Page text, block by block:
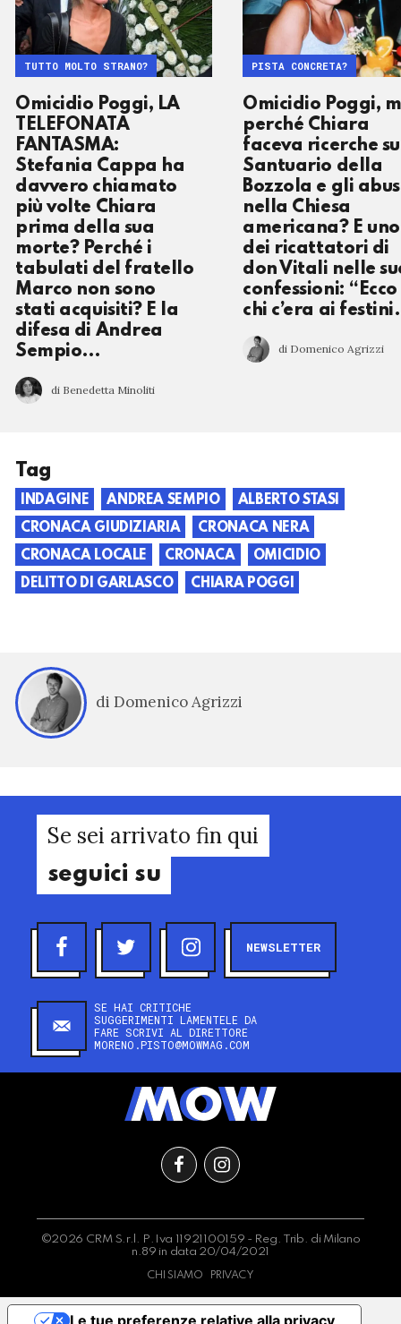
Omicidio Poggi, LA
TELEFONATA
FANTASMA:
Stefania Cappa ha
davvero chiamato
più volte Chiara
prima della sua
morte? Perché i
tabulati del fratello
Marco non sono
stati acquisiti? E la
difesa di Andrea
Sempio…
di Benedetta Minoliti
TUTTO MOLTO STRANO?
Omicidio Poggi,
perché Chiara
faceva ricerche
Santuario della
Bozzola e gli
nella Chiesa
americana? E uno
dei ricattatori di
don Vitali nelle
confessioni: “Ecco
chi c’era ai
di Domenico Agrizzi
PISTA CONCRETA?
Tag
INDAGINE ANDREA SEMPIO
ALBERTO STASI
CRONACA GIUDIZIARIA
CRONACA NERA
CRONACA LOCALE
CRONACA
OMICIDIO
DELITTO DI GARLASCO
CHIARA POGGI
di Domenico Agrizzi
Se sei arrivato fin qui
seguici su
NEWSLETTER
SE HAI CRITICHE
SUGGERIMENTI LAMENTELE DA
FARE SCRIVI AL DIRETTORE
MORENO.PISTO@MOWMAG.COM
©2026 CRM S.r.l. P.Iva 11921100159 - Reg. Trib. di Milano
n.89 in data 20/04/2021
CHI SIAMO PRIVACY
Le tue preferenze relative alla privacy